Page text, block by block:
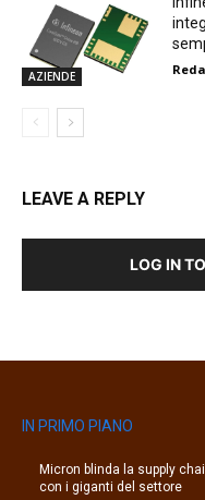
AZIENDE
LEAVE A REPLY
LOG IN
IN PRIMO PIANO
Micron blinda la supply
con i giganti del settore